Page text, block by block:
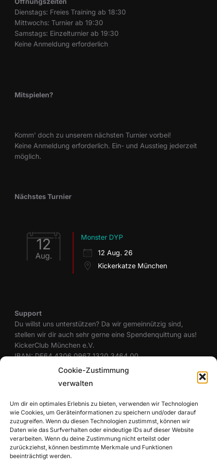
Cookie-Zustimmung
verwalten
Um dir ein optimales Erlebnis zu bieten, verwenden wir Technologien
wie Cookies, um Geräteinformationen zu speichern und/oder darauf
zuzugreifen. Wenn du diesen Technologien zustimmst, können wir
Daten wie das Surfverhalten oder eindeutige IDs auf dieser Website
verarbeiten. Wenn du deine Zustimmung nicht erteilst oder
zurückziehst, können bestimmte Merkmale und Funktionen
beeinträchtigt werden.
Dienstags: Freies Training ab 18:30
Mittwochs: Turnier ab 19:30
Samstags: Einzelturnier ab 19:30
Keine Anmeldung erforderlich
Mitspielen?
Komm' doch zu unserem nächsten Turnier vorbei!
Keine Anmeldung erforderlich. Ein- und Ausstieg jederzeit
möglich.
Nächstes Turnier
12
Aug.
Monster DYP
12 Aug. 26
Kickerkatze München
Support
Du willst uns unterstützen? Da wir gemeinnützig sind,
stellen wir dir auch sehr gerne eine Spendenquittung aus!
KickerClub München e.V.
IBAN: DE64 4306 0967 1320 3464 00
BIC: GENODEM1GLS
Rechtliches
Datenschutzerklärung
Cookie-Richtlinie (EU)
Haftungsausschluss
Impressum